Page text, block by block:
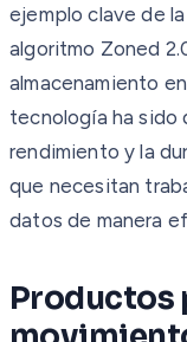
ejemplo clave de
algoritmo Zoned
almacenamiento
tecnología ha sido
rendimiento y la
que necesitan
datos de manera
Productos